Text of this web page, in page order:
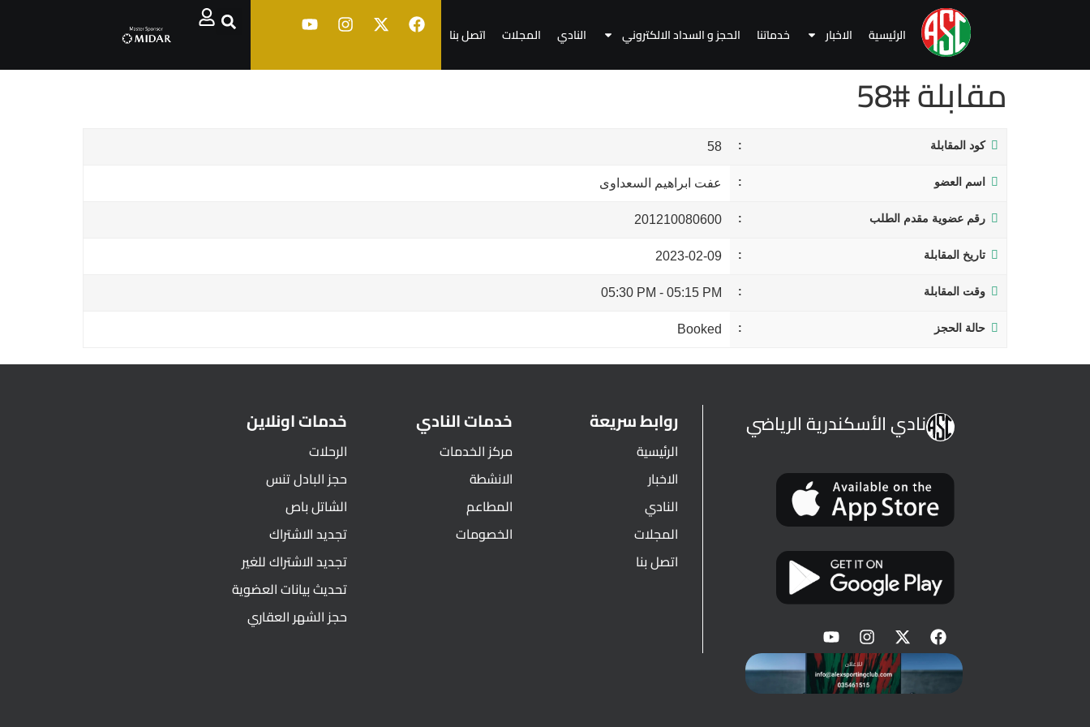
الرئيسية الاخبار خدماتنا الحجز و السداد الالكتروني النادي المجلات اتصل بنا
مقابلة #58
كود المقابلة 58
اسم العضو عفت ابراهيم السعداوى
رقم عضوية مقدم الطلب 201210080600
تاريخ المقابلة 2023-02-09
وقت المقابلة 05:15 PM
-
05:30 PM
حالة الحجز Booked
نادي الأسكندرية الرياضي روابط سريعة
الرئيسية
الاخبار
النادي
المجلات
اتصل بنا
خدمات النادي
مركز الخدمات
الانشطة
المطاعم
الخصومات
خدمات اونلاين
الرحلات
حجز البادل تنس
الشاتل باص
تجديد الاشتراك
تجديد الاشتراك للغير
تحديث بيانات العضوية
حجز الشهر العقاري